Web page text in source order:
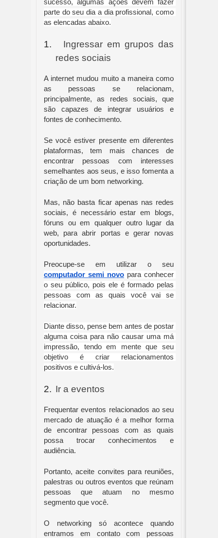
sucesso, algumas ações devem fazer
parte do seu dia a dia profissional, como
as elencadas abaixo.
1.
Ingressar em grupos das
redes sociais
A internet mudou muito a maneira como
as pessoas se relacionam,
principalmente, as redes sociais, que
são capazes de integrar usuários e
fontes de conhecimento.
Se você estiver presente em diferentes
plataformas, tem mais chances de
encontrar pessoas com interesses
semelhantes aos seus, e isso fomenta a
criação de um bom networking.
Mas, não basta ficar apenas nas redes
sociais, é necessário estar em blogs,
fóruns ou em qualquer outro lugar da
web, para abrir portas e gerar novas
oportunidades.
Preocupe-se em utilizar o seu
computador semi novo para conhecer
o seu público, pois ele é formado pelas
pessoas com as quais você vai se
relacionar.
Diante disso, pense bem antes de postar
alguma coisa para não causar uma má
impressão, tendo em mente que seu
objetivo é criar relacionamentos
positivos e cultivá-los.
2. Ir a eventos
Frequentar eventos relacionados ao seu
mercado de atuação é a melhor forma
de encontrar pessoas com as quais
possa trocar conhecimentos e
audiência.
Portanto, aceite convites para reuniões,
palestras ou outros eventos que reúnam
pessoas que atuam no mesmo
segmento que você.
O networking só acontece quando
entramos em contato com pessoas